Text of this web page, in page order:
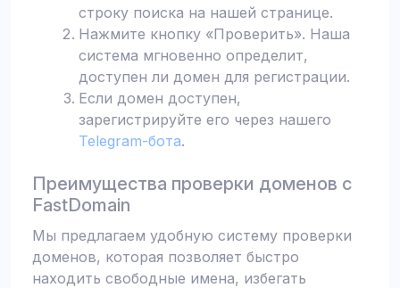
строку поиска на нашей странице.
Нажмите кнопку «Проверить». Наша
система мгновенно определит,
доступен ли домен для регистрации.
Если домен доступен,
зарегистрируйте его через нашего
Telegram-бота.
Преимущества проверки доменов с
FastDomain
Мы предлагаем удобную систему проверки
доменов, которая позволяет быстро
находить свободные имена, избегать